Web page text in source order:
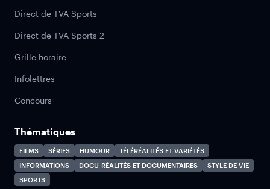
Direct de TVA Sports
Direct de TVA Sports 2
Grille horaire
Infolettres
Concours
Thématiques
FILMS SÉRIES HUMOUR
TÉLÉRÉALITÉS ET VARIÉTÉS
INFORMATIONS
DOCU-RÉALITÉS ET DOCUMENTAIRES
STYLE DE VIE
SPORTS